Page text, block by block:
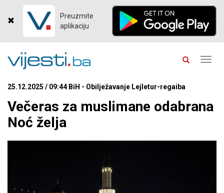
Preuzmite
aplikaciju
25.12.2025 / 09:44 BiH - Obilježavanje Lejletur-regaiba
Večeras za muslimane odabrana
Noć želja